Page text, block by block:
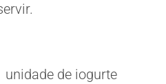
de iogurte